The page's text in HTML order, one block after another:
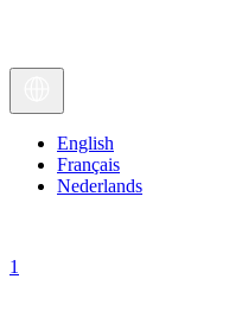
English
Français
Nederlands
1